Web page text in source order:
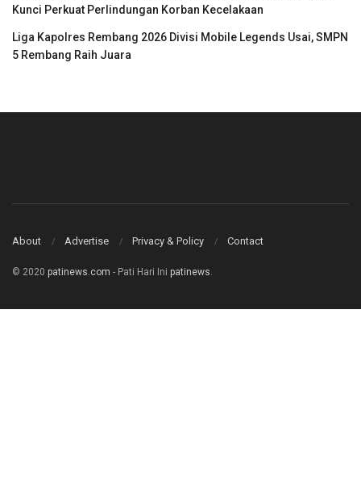
Kunci Perkuat Perlindungan Korban Kecelakaan
Liga Kapolres Rembang 2026 Divisi Mobile Legends Usai, SMPN
5 Rembang Raih Juara
About Advertise Privacy & Policy Contact
© 2020 patinews.com - Pati Hari Ini patinews